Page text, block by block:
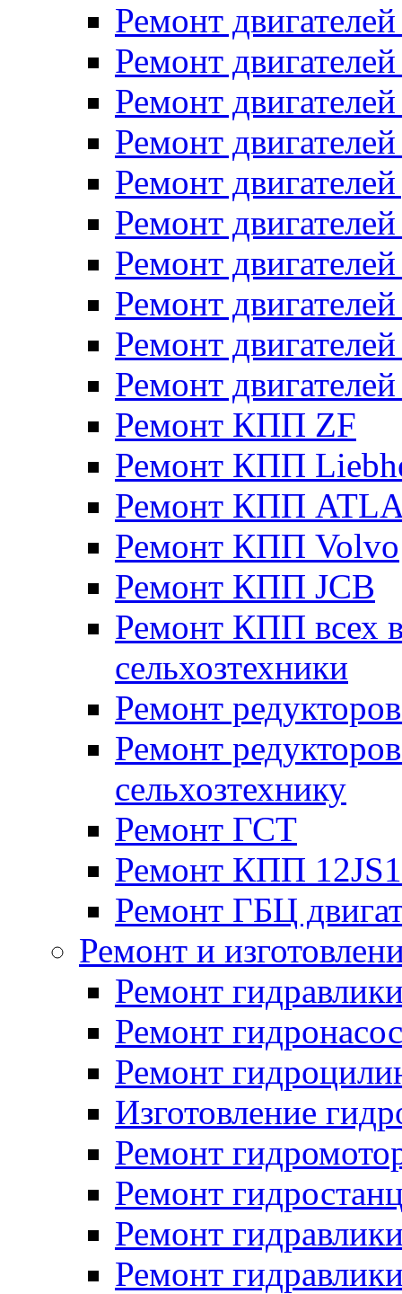
Ремонт
Ремонт
Ремонт
Ремонт
Ремонт
Ремонт
Ремонт
Ремонт
Ремонт
Ремонт
Ремонт КПП ZF
Ремонт КПП
Ремонт КПП
Ремонт КПП Volvo
Ремонт КПП JСB
Ремонт КПП всех
сельхозтехники
Ремонт
Ремонт
сельхозтехнику
Ремонт ГСТ
Ремонт КПП
Ремонт ГБЦ
Ремонт и
Ремонт
Ремонт
Ремонт
Изготовление
Ремонт
Ремонт
Ремонт
Ремонт